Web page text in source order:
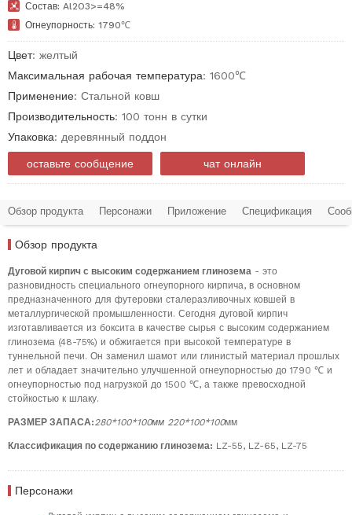
 Состав: Al2O3>=48%
 Огнеупорность: 1790℃
Цвет: желтый
Максимальная рабочая температура: 1600℃
Применение: Стальной ковш
Производительность: 100 тонн в сутки
Упаковка: деревянный поддон
оставьте сообщение чат онлайн
Обзор продукта Персонажи Приложение Спецификация
Обзор продукта
Дуговой кирпич с высоким содержанием глинозема - это
разновидность специального огнеупорного кирпича, в основном
предназначенного для футеровки сталеразливочных ковшей в
металлургической промышленности. Сегодня дуговой кирпич
изготавливается из боксита в качестве сырья с высоким содержанием
глинозема (48-75%) и обжигается при высокой температуре в
туннельной печи. Он заменил шамот или глинистый материал прошлых
лет и обладает значительно улучшенной огнеупорностью до 1790 ℃ и
огнеупорностью под нагрузкой до 1500 ℃, а также превосходной
стойкостью к шлаку.
РАЗМЕР ЗАПАСА:280*100*100мм 220*100*100мм
Классификация по содержанию глинозема: LZ-55, LZ-65, LZ-75
Персонажи